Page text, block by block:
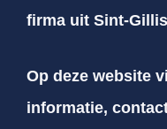
firma uit Sint-
Op deze website
informatie,